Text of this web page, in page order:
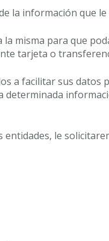
la información que le
misma para que
tarjeta o
a facilitar sus datos
determinada
le